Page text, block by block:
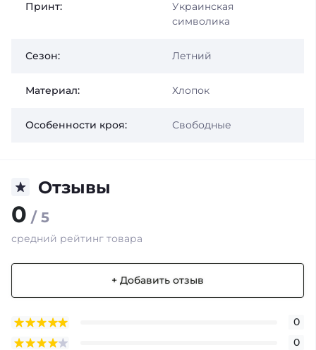
Принт:
Украинская
символика
Сезон: Летний
Материал: Хлопок
Особенности кроя: Свободные
Отзывы
0 / 5
средний рейтинг товара
+ Добавить отзыв
0
0